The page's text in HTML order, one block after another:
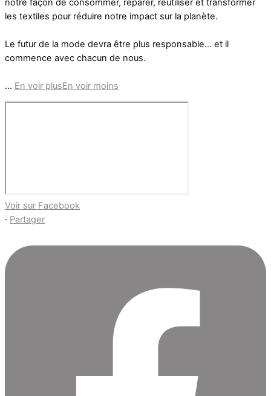
notre façon de consommer, réparer, réutiliser et transformer
les textiles pour réduire notre impact sur la planète.
Le futur de la mode devra être plus responsable… et il
commence avec chacun de nous.
... En voir plusEn voir moins
Voir sur Facebook
· Partager